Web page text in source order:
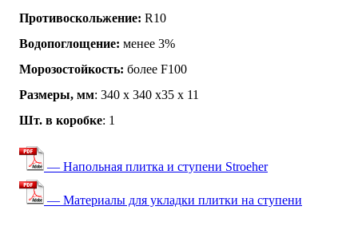
Противоскольжение: R10
Водопоглощение: менее 3%
Морозостойкость: более F100
Размеры, мм: 340 х 340 х35 х 11
Шт. в коробке: 1
— Напольная плитка и ступени Stroeher
— Материалы для укладки плитки на ступени